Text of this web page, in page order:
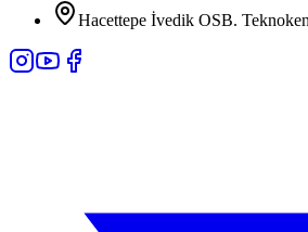
Hacettepe İvedik OSB.